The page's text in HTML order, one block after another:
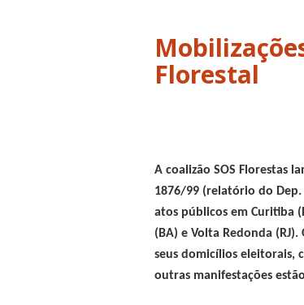
Florestal
A coalizão SOS Florestas
1876/99 (relatório do
atos públicos em Curitiba
(BA) e Volta Redonda
seus domicílios eleitorais,
outras manifestações